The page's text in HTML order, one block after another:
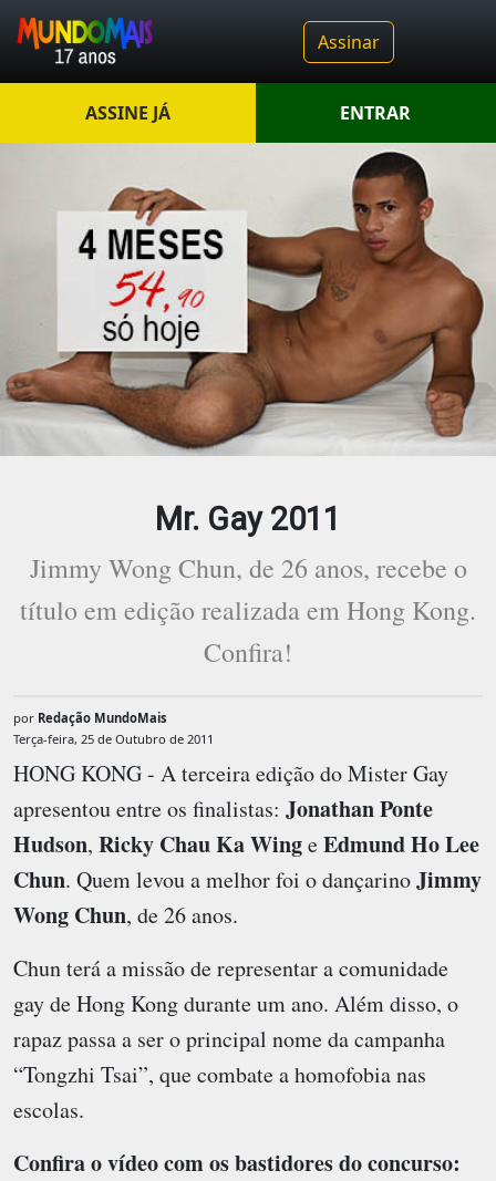
Assinar
ASSINE JÁ ENTRAR
Mr. Gay 2011
Jimmy Wong Chun, de 26 anos, recebe o
título em edição realizada em Hong Kong.
Confira!
por Redação MundoMais
Terça-feira, 25 de Outubro de 2011
HONG KONG - A terceira edição do Mister Gay
apresentou entre os finalistas: Jonathan Ponte
Hudson, Ricky Chau Ka WingeEdmund Ho Lee
Chun. Quem levou a melhor foi o dançarinoJimmy
Wong Chun, de 26 anos.
Chun terá a missão de representar a comunidade
gay de Hong Kong durante um ano. Além disso, o
rapaz passa a ser o principal nome da campanha
“Tongzhi Tsai”, que combate a homofobia nas
escolas.
Confira o vídeo com os bastidores do concurso: